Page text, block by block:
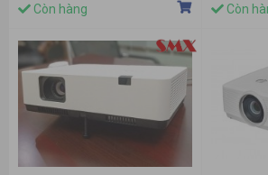
Còn hàng Còn